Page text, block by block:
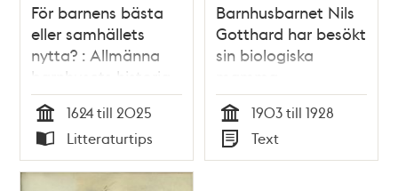
För barnens bästa
eller samhällets
nytta? : Allmänna
barnhusets historia
under 400 år /
Johanna Sköld &
Malin Arvidsson
(red.)
Tid
1624 till 2025
Typ
Litteraturtips
Barnhusbarnet Nils
Gotthard har besökt
sin biologiska
Tid
1903 till 1928
Typ
Text